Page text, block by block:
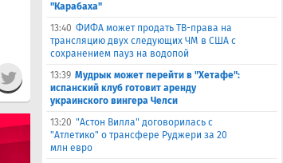
"Карабаха"
13:40 ФИФА может продать ТВ-права на
трансляцию двух следующих ЧМ в США с
сохранением пауз на водопой
13:39 Мудрык может перейти в "Хетафе":
испанский клуб готовит аренду
украинского вингера Челси
13:20 "Астон Вилла" договорилась с
"Атлетико" о трансфере Руджери за 20
млн евро